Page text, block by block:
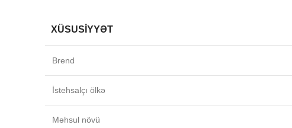
XÜSUSIYYƏT
Brend
İstehsalçı ölkə
Məhsul növü